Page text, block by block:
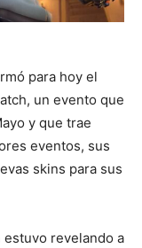
para hoy el
un evento que
y que trae
eventos, sus
skins para sus
revelando a